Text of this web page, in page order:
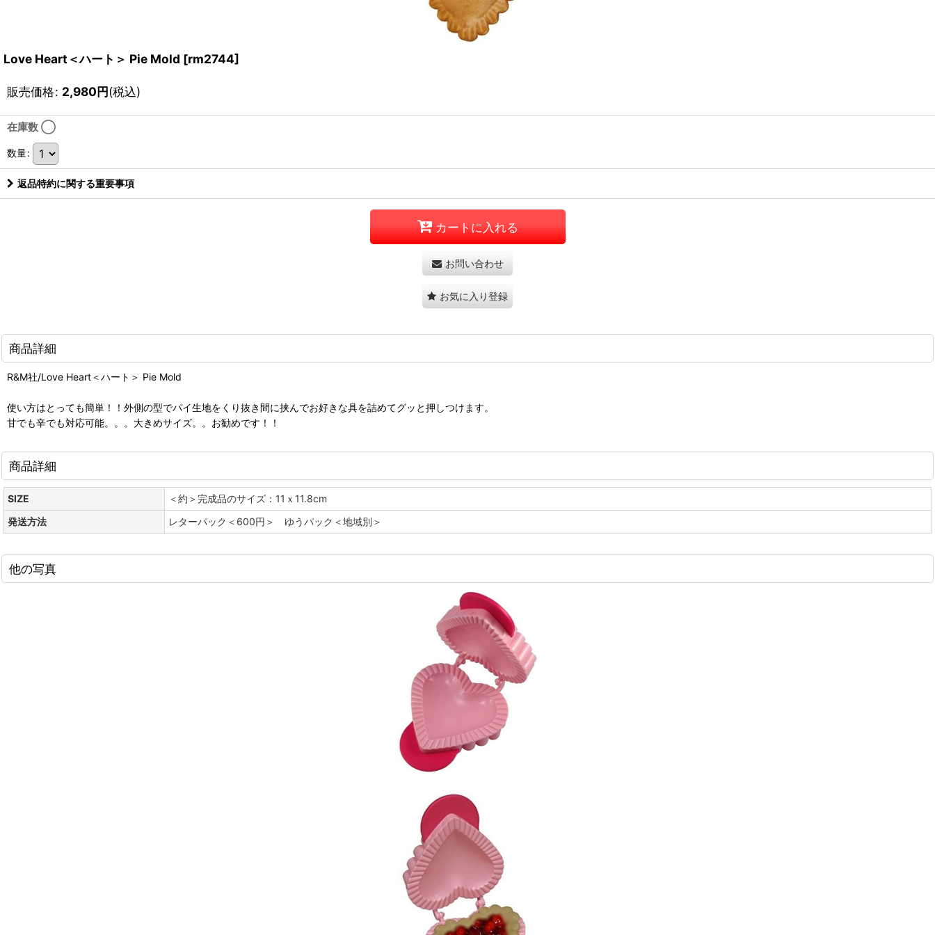
Love Heart＜ハート＞ Pie Mold [rm2744]
販売価格: 2,980円(税込)
在庫数 ◯
数量:
返品特約に関する重要事項
カートに入れる
お問い合わせ
お気に入り登録
商品詳細
R&M社/Love Heart＜ハート＞ Pie Mold
使い方はとっても簡単！！外側の型でパイ生地をくり抜き間に挟んでお好きな具を詰めてグッと押しつけます。
甘でも辛でも対応可能。。。大きめサイズ。。お勧めです！！
商品詳細
SIZE
＜約＞完成品のサイズ：11ｘ11.8cm
発送方法
レターパック＜600円＞ ゆうパック＜地域別＞
他の写真